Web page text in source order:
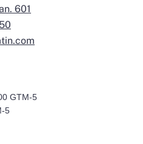
601
GTM-5
5